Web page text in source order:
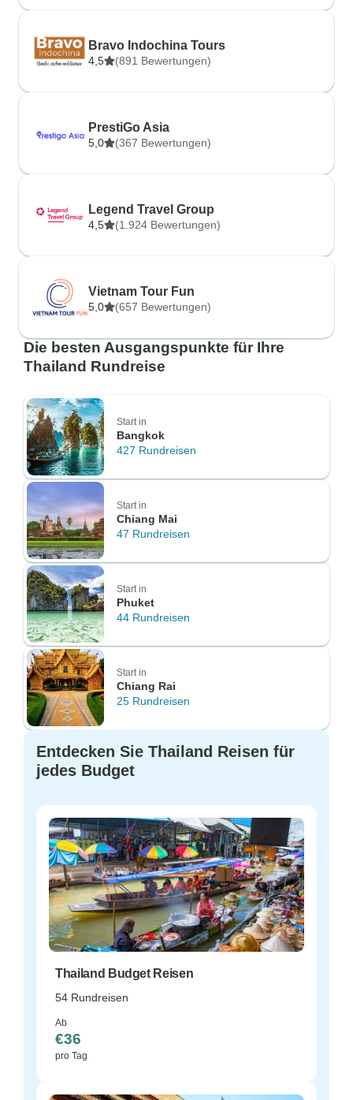
Bravo Indochina Tours
4,5 (891 Bewertungen)
PrestiGo Asia
5,0 (367 Bewertungen)
Legend Travel Group
4,5 (1.924 Bewertungen)
Vietnam Tour Fun
5,0 (657 Bewertungen)
Die besten Ausgangspunkte für Ihre
Thailand Rundreise
Start in
Bangkok
427 Rundreisen
Start in
Chiang Mai
47 Rundreisen
Start in
Phuket
44 Rundreisen
Start in
Chiang Rai
25 Rundreisen
Entdecken Sie Thailand Reisen für
jedes Budget
Thailand Budget Reisen
54 Rundreisen
Ab
€36
pro Tag